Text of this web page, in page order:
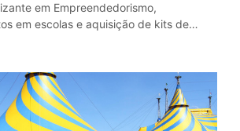
em Empreendedorismo,
em escolas e aquisição de kits de